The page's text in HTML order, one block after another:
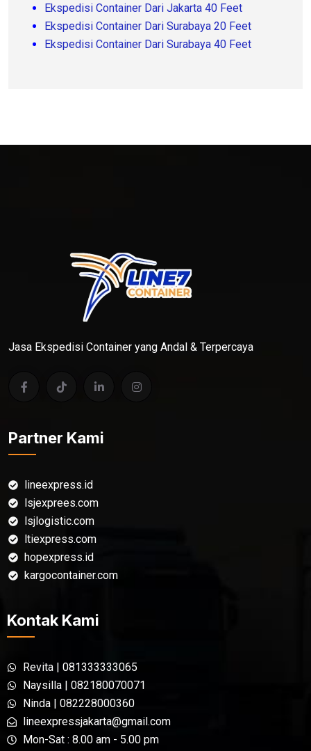
Ekspedisi Container Dari Jakarta 40 Feet
Ekspedisi Container Dari Surabaya 20 Feet
Ekspedisi Container Dari Surabaya 40 Feet
Jasa Ekspedisi Container yang Andal & Terpercaya
Partner Kami
lineexpress.id
lsjexprees.com
lsjlogistic.com
ltiexpress.com
hopexpress.id
kargocontainer.com
Kontak Kami
Revita | 081333333065
Naysilla | 082180070071
Ninda | 082228000360
lineexpressjakarta@gmail.com
Mon-Sat : 8.00 am - 5.00 pm